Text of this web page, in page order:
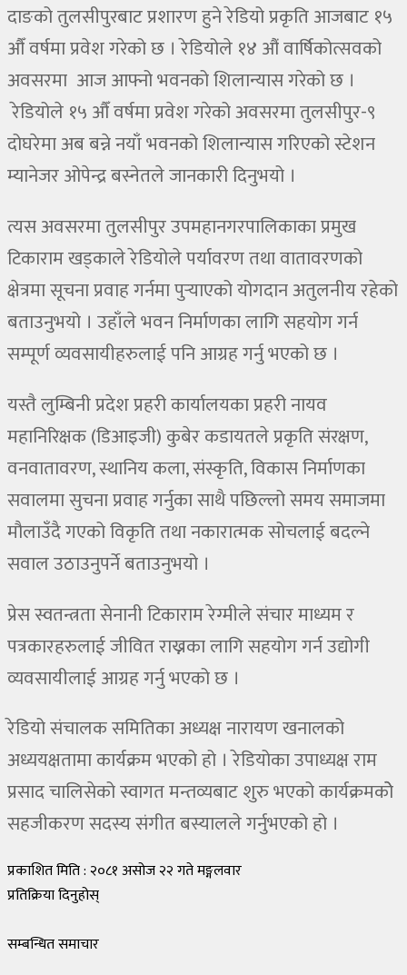
दाङको तुलसीपुरबाट प्रशारण हुने रेडियो प्रकृति आजबाट १५
औँ वर्षमा प्रवेश गरेको छ । रेडियोले १४ औं वार्षिकोत्सवको
अवसरमा आज आफ्नो भवनको शिलान्यास गरेको छ ।
रेडियोले १५ औँ वर्षमा प्रवेश गरेको अवसरमा तुलसीपुर-९
दोघरेमा अब बन्ने नयाँ भवनको शिलान्यास गरिएको स्टेशन
म्यानेजर ओपेन्द्र बस्नेतले जानकारी दिनुभयो ।
त्यस अवसरमा तुलसीपुर उपमहानगरपालिकाका प्रमुख
टिकाराम खड्काले रेडियोले पर्यावरण तथा वातावरणको
क्षेत्रमा सूचना प्रवाह गर्नमा पुर्‍याएको योगदान अतुलनीय रहेको
बताउनुभयो । उहाँले भवन निर्माणका लागि सहयोग गर्न
सम्पूर्ण व्यवसायीहरुलाई पनि आग्रह गर्नु भएको छ ।
यस्तै लुम्बिनी प्रदेश प्रहरी कार्यालयका प्रहरी नायव
महानिरिक्षक (डिआइजी) कुबेर कडायतले प्रकृति संरक्षण,
वनवातावरण, स्थानिय कला, संस्कृति, विकास निर्माणका
सवालमा सुचना प्रवाह गर्नुका साथै पछिल्लो समय समाजमा
मौलाउँदै गएको विकृति तथा नकारात्मक सोचलाई बदल्ने
सवाल उठाउनुपर्ने बताउनुभयो ।
प्रेस स्वतन्त्रता सेनानी टिकाराम रेग्मीले संचार माध्यम र
पत्रकारहरुलाई जीवित राख्नका लागि सहयोग गर्न उद्योगी
व्यवसायीलाई आग्रह गर्नु भएको छ ।
रेडियो संचालक समितिका अध्यक्ष नारायण खनालको
अध्ययक्षतामा कार्यक्रम भएको हो । रेडियोका उपाध्यक्ष राम
प्रसाद चालिसेको स्वागत मन्तव्यबाट शुरु भएको कार्यक्रमकोे
सहजीकरण सदस्य संगीत बस्यालले गर्नुभएको हो ।
प्रकाशित मिति : २०८१ असोज २२ गते मङ्गलवार
प्रतिक्रिया दिनुहोस्
सम्बन्धित समाचार